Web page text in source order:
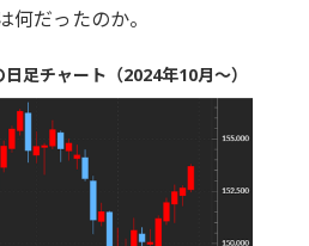
だったのか。
日足チャート（2024年10月～）